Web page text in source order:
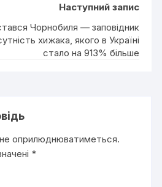
Наступний запис
Чорнобиля — заповідник
хижака, якого в Україні
стало на 913% більше
оприлюднюватиметься.
*